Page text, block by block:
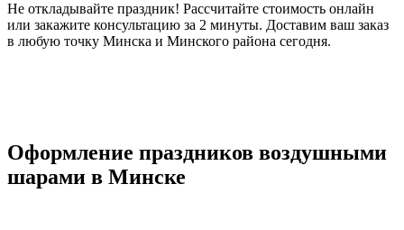
Не откладывайте праздник! Рассчитайте стоимость онлайн
или закажите консультацию за 2 минуты. Доставим ваш заказ
в любую точку Минска и Минского района сегодня.
Оформление праздников воздушными
шарами в Минске